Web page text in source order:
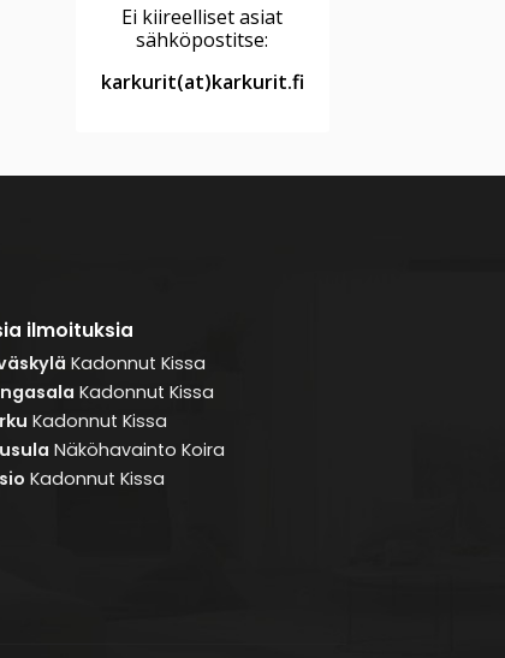
Ei kiireelliset asiat
sähköpostitse:
karkurit(at)karkurit.fi
ilmoituksia
Kadonnut Kissa
Kadonnut Kissa
Kadonnut Kissa
Näköhavainto Koira
Kadonnut Kissa